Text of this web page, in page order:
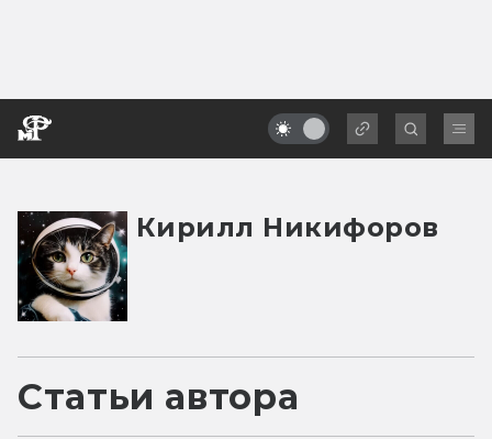
Кирилл Никифоров
Статьи автора